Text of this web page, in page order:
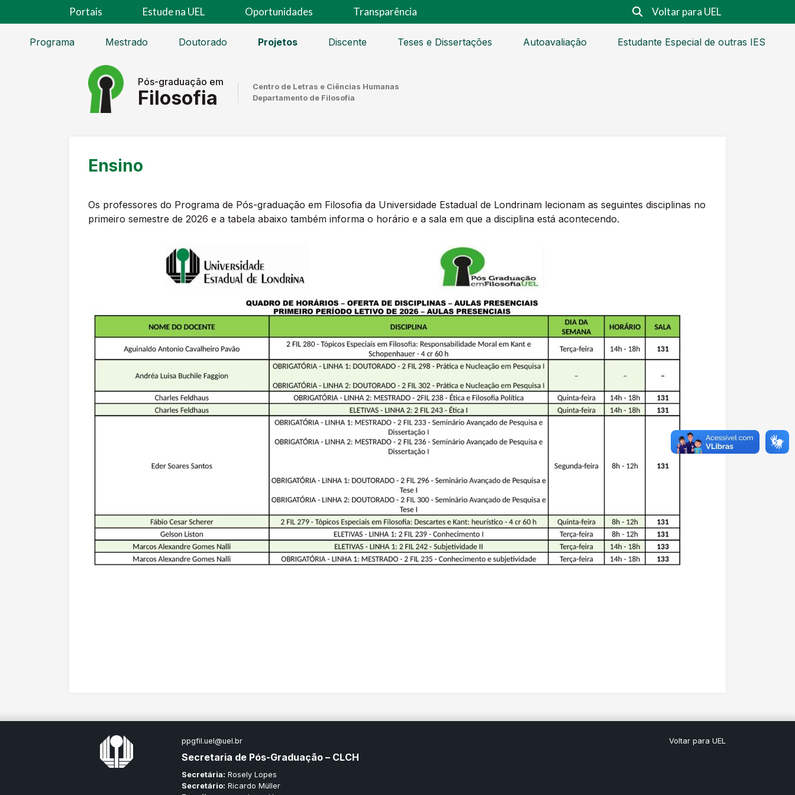
Portais Estude na UEL Oportunidades Transparência Voltar para UEL
Programa Mestrado Doutorado Projetos Discente Teses e Dissertações Autoavaliação Estudante Especial de outras IES
Pós-graduação em
Filosofia
Centro de Letras e Ciências Humanas
Departamento de Filosofia
Ensino
Os professores do Programa de Pós-graduação em Filosofia da Universidade Estadual de Londrinam lecionam as seguintes disciplinas no
primeiro semestre de 2026 e a tabela abaixo também informa o horário e a sala em que a disciplina está acontecendo.
ppgfil.uel@uel.br
Secretaria de Pós-Graduação – CLCH
Secretária: Rosely Lopes
Secretário: Ricardo Müller
Voltar para UEL